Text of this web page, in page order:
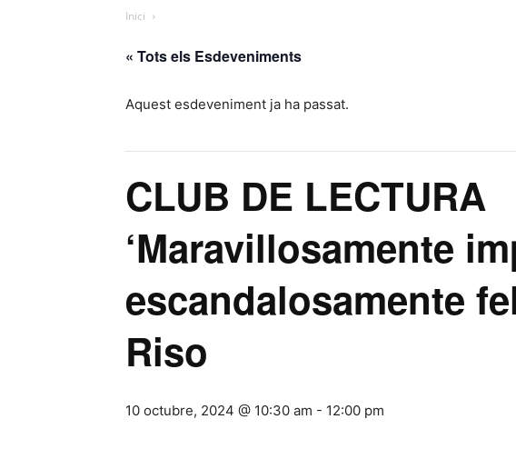
Inici
« Tots els Esdeveniments
Aquest esdeveniment ja ha passat.
CLUB DE LECTURA
‘Maravillosamente
escandalosamente
Riso
10 octubre, 2024 @ 10:30 am - 12:00 pm